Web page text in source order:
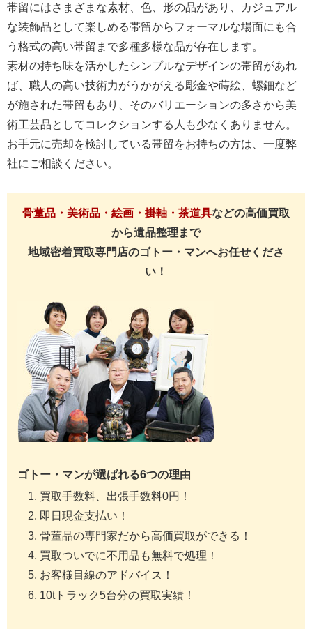
帯留にはさまざまな素材、色、形の品があり、カジュアル
な装飾品として楽しめる帯留からフォーマルな場面にも合
う格式の高い帯留まで多種多様な品が存在します。
素材の持ち味を活かしたシンプルなデザインの帯留があれ
ば、職人の高い技術力がうかがえる彫金や蒔絵、螺鈿など
が施された帯留もあり、そのバリエーションの多さから美
術工芸品としてコレクションする人も少なくありません。
お手元に売却を検討している帯留をお持ちの方は、一度弊
社にご相談ください。
骨董品・美術品・絵画・掛軸・茶道具などの高価買取
から遺品整理まで
地域密着買取専門店のゴトー・マンへお任せくださ
い！
ゴトー・マンが選ばれる6つの理由
買取手数料、出張手数料0円！
即日現金支払い！
骨董品の専門家だから高価買取ができる！
買取ついでに不用品も無料で処理！
お客様目線のアドバイス！
10tトラック5台分の買取実績！